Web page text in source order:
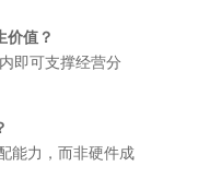
价值？
即可支撑经营分
能力，而非硬件成